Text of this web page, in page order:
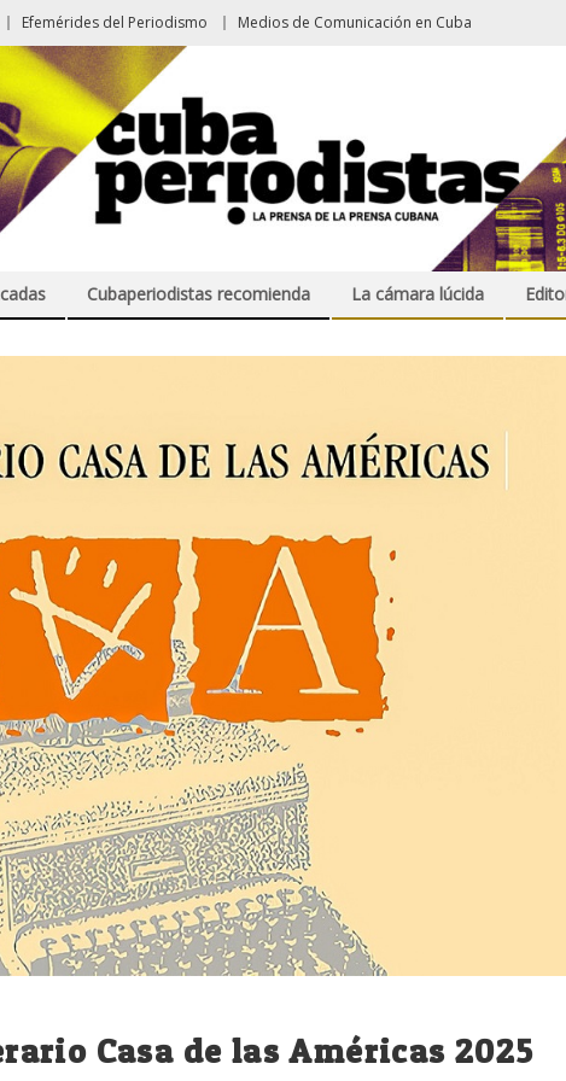
Efemérides del Periodismo Medios de Comunicación en Cuba
Cubaperiodistas recomienda La cámara lúcida
Casa de las Américas 2025